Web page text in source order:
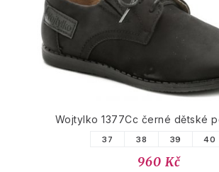
Wojtylko 1377Cc černé dětské
37 38 39 40
960 Kč